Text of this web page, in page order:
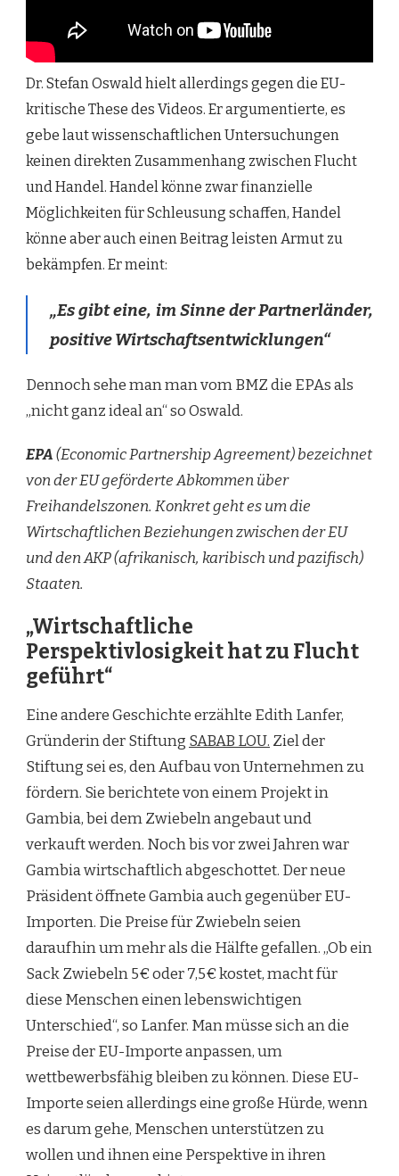
Dr. Stefan Oswald hielt allerdings gegen die EU-
kritische These des Videos. Er argumentierte, es
gebe laut wissenschaftlichen Untersuchungen
keinen direkten Zusammenhang zwischen Flucht
und Handel. Handel könne zwar finanzielle
Möglichkeiten für Schleusung schaffen, Handel
könne aber auch einen Beitrag leisten Armut zu
bekämpfen. Er meint:
„Es gibt eine, im Sinne der Partnerländer,
positive Wirtschaftsentwicklungen“
Dennoch sehe man man vom BMZ die EPAs als
„nicht ganz ideal an“ so Oswald.
EPA(Economic Partnership Agreement) bezeichnet
von der EU geförderte Abkommen über
Freihandelszonen. Konkret geht es um die
Wirtschaftlichen Beziehungen zwischen der EU
und den AKP (afrikanisch, karibisch und pazifisch)
Staaten.
„Wirtschaftliche
Perspektivlosigkeit hat zu Flucht
geführt“
Eine andere Geschichte erzählte Edith Lanfer,
Gründerin der Stiftung SABAB LOU. Ziel der
Stiftung sei es,den Aufbau von Unternehmen zu
fördern. Sie berichtete von einem Projekt in
Gambia, bei dem Zwiebeln angebaut und
verkauft werden. Noch bis vor zwei Jahren war
Gambia wirtschaftlich abgeschottet. Der neue
Präsident öffnete Gambia auch gegenüber EU-
Importen. Die Preise für Zwiebeln seien
daraufhin um mehr als die Hälfte gefallen. „Ob ein
Sack Zwiebeln 5€ oder 7,5€ kostet, macht für
diese Menschen einen lebenswichtigen
Unterschied“, so Lanfer. Man müsse sich an die
Preise der EU-Importe anpassen, um
wettbewerbsfähig bleiben zu können. Diese EU-
Importe seien allerdings eine große Hürde, wenn
es darum gehe, Menschen unterstützen zu
wollen und ihnen eine Perspektive in ihren